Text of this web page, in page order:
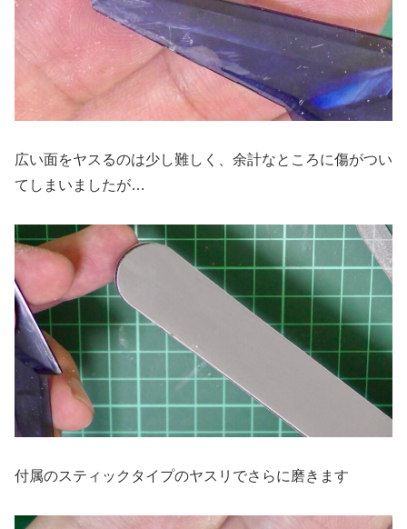
広い面をヤスるのは少し難しく、余計なところに傷がつい
てしまいましたが…
付属のスティックタイプのヤスリでさらに磨きます